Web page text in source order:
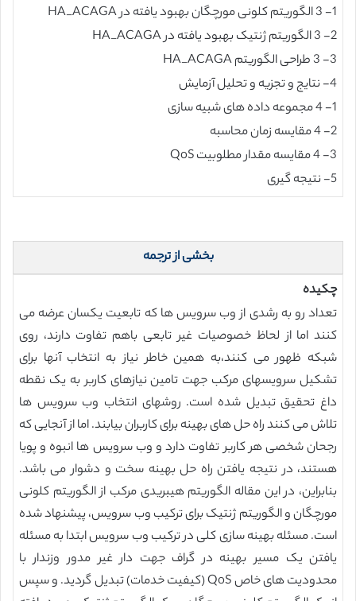
1- 3 الگوریتم کلونی مورچگان بهبود یافته در HA_ACAGA
2- 3 الگوریتم ژنتیک بهبود یافته در HA_ACAGA
3- 3 طراحی الگوریتم HA_ACAGA
4- نتایج و تجزیه و تحلیل آزمایش
1- 4 مجموعه داده های شبیه سازی
2- 4 مقایسه زمان محاسبه
3- 4 مقایسه مقدار مطلوبیت QoS
5- نتیجه گیری
بخشی از ترجمه
چکیده
تعداد رو به رشدی از وب سرویس ها که تابعیت یکسان عرضه می
کنند اما از لحاظ خصوصیات غیر تابعی باهم تفاوت دارند، روی
شبکه ظهور می کنند،به همین خاطر نیاز به انتخاب آنها برای
تشکیل سرویسهای مرکب جهت تامین نیازهای کاربر به یک نقطه
داغ تحقیق تبدیل شده است. روشهای انتخاب وب سرویس ها
تلاش می کنند راه حل های بهینه برای کاربران بیابند. اما از آنجایی که
رجحان شخصی هر کاربر تفاوت دارد و وب سرویس ها انبوه و پویا
هستند، در نتیجه یافتن راه حل بهینه سخت و دشوار می باشد.
بنابراین، در این مقاله الگوریتم هیبریدی مرکب از الگوریتم کلونی
مورچگان و الگوریتم ژنتیک برای ترکیب وب سرویس، پیشنهاد شده
است. مسئله بهینه سازی کلی در ترکیب وب سرویس ابتدا به مسئله
یافتن یک مسیر بهینه در گراف جهت دار غیر مدور وزندار با
محدودیت های خاص QoS (کیفیت خدمات) تبدیل گردید. و سپس